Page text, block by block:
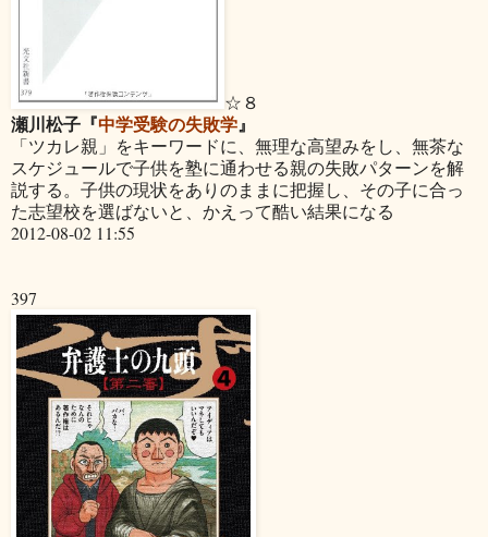
☆８
瀬川松子『中学受験の失敗学』
「ツカレ親」をキーワードに、無理な高望みをし、無茶な
スケジュールで子供を塾に通わせる親の失敗パターンを解
説する。子供の現状をありのままに把握し、その子に合っ
た志望校を選ばないと、かえって酷い結果になる
2012-08-02 11:55
397